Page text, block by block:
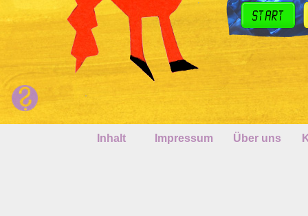
Inhalt Impressum Über uns